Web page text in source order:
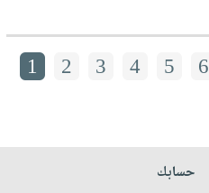
1 2 3 4 5 6
حسابك